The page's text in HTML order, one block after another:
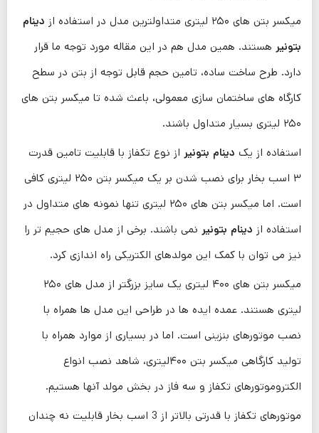
میکسر بتن های ۲۵۰ لیتری متداولترین مدل در استفاده از
دینام
بتونیر هستند. همین مدل هم در این مقاله مورد توجه ما قرار
دارد. طرح ساخت ساده، تامین حجم قابل توجه از بتن در سطح
کارگاه های ساختمان سازی معمولی، باعث شده تا میکسر بتن های
۲۵۰ لیتری بسیار متداول باشند.
استفاده از یک دینام بتونیر از نوع تکفاز با قابلیت تامین قدرت
۳ اسب بخار برای نصب شدن بر یک میکسر بتن ۲۵۰ لیتری کافی
است. اما میکسر بتن های ۲۵۰ لیتری تنها نمونه های متداول در
استفاده از دینام بتونیر نمی باشند. برخی از مدل های حجیم تر را
نیز می توان با کمک این مولدهای الکتریکی راه اندازی کرد.
میکسر بتن های ۴۰۰ لیتری یک سایز بزرگتر از مدل های ۲۵۰
لیتری هستند. عمده ایده ‌ها در طراحی این مدل ها همراه با
نصب موتورهای بنزینی است. اما در بسیاری از موارد همراه با
تولید کارگاهی میکسر بتن ۴۰۰لیتری، شاهد نصب انواع
الکتروموتورهای تکفاز و سه فاز در بخش مولد آنها هستیم.
موتورهای تکفاز با قدرتی بالاتر از 3 اسب بخار قابلیت نه چندان